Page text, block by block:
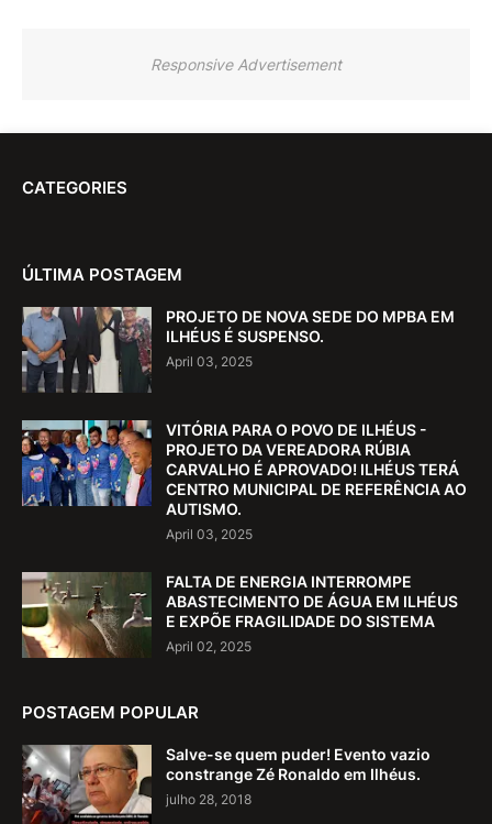
Responsive Advertisement
CATEGORIES
ÚLTIMA POSTAGEM
PROJETO DE NOVA SEDE DO MPBA EM
ILHÉUS É SUSPENSO.
April 03, 2025
VITÓRIA PARA O POVO DE ILHÉUS -
PROJETO DA VEREADORA RÚBIA
CARVALHO É APROVADO! ILHÉUS TERÁ
CENTRO MUNICIPAL DE REFERÊNCIA AO
AUTISMO.
April 03, 2025
FALTA DE ENERGIA INTERROMPE
ABASTECIMENTO DE ÁGUA EM ILHÉUS
E EXPÕE FRAGILIDADE DO SISTEMA
April 02, 2025
POSTAGEM POPULAR
Salve-se quem puder! Evento vazio
constrange Zé Ronaldo em Ilhéus.
julho 28, 2018